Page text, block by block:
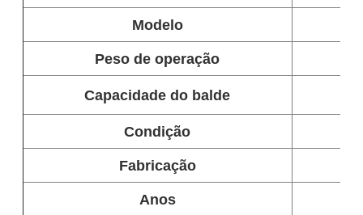
Modelo
Peso de operação
Capacidade do balde
Condição
Fabricação
Anos